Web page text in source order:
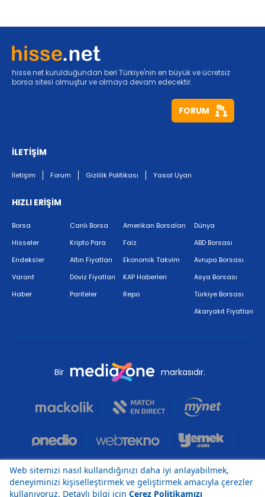
hisse.net kurulduğundan beri Türkiye'nin en büyük ve ücretsiz
borsa sitesi olmuştur ve olmaya devam edecektir.
FORUM
İLETİŞİM
İletişim Forum Gizlilik Politikası Yasal Uyarı
HIZLI ERİŞİM
Borsa
Hisseler
Endeksler
Varant
Haber
Canlı Borsa
Kripto Para
Altın Fiyatları
Döviz Fiyatları
Pariteler
Amerikan Borsaları
Faiz
Ekonomik Takvim
KAP Haberleri
Repo
Dünya
ABD Borsası
Avrupa Borsası
Asya Borsası
Türkiye Borsası
Akaryakıt Fiyatları
Bir markasıdır.